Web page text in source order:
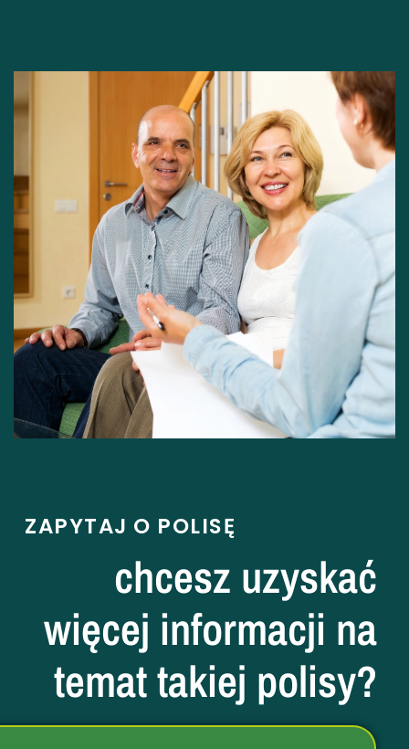
ZAPYTAJ O POLISĘ
chcesz uzyskać
więcej informacji na
temat takiej polisy?